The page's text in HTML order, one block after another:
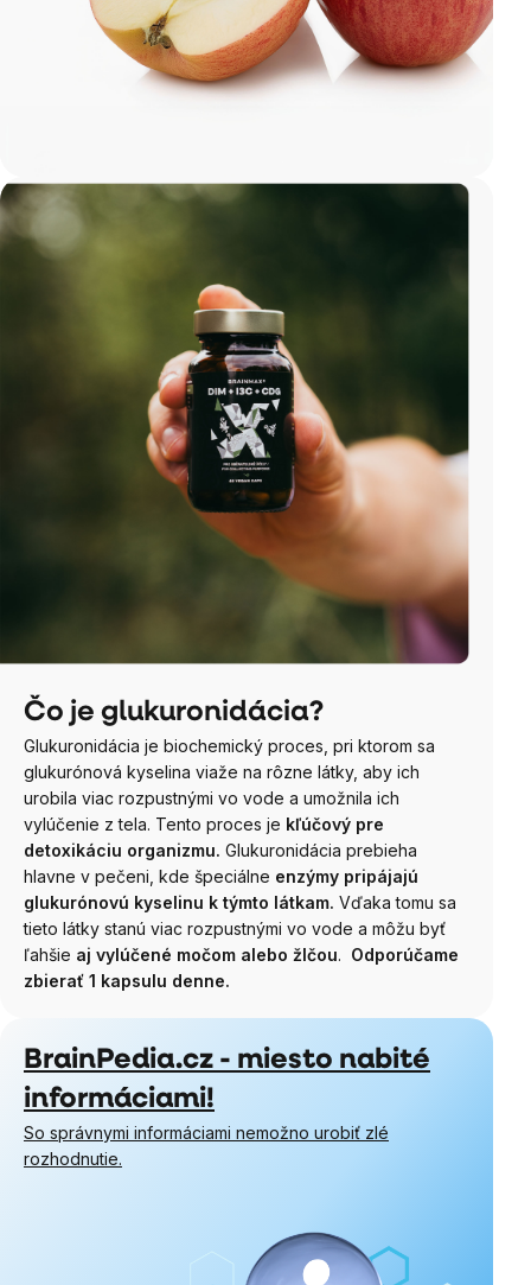
Čo je glukuronidácia?
Glukuronidácia je biochemický proces, pri ktorom sa
glukurónová kyselina viaže na rôzne látky, aby ich
urobila viac rozpustnými vo vode a umožnila ich
vylúčenie z tela. Tento proces je kľúčový pre
detoxikáciu organizmu. Glukuronidácia prebieha
hlavne v pečeni, kde špeciálne enzýmy pripájajú
glukurónovú kyselinu k týmto látkam. Vďaka tomu sa
tieto látky stanú viac rozpustnými vo vode a môžu byť
ľahšie aj vylúčené močom alebo žlčou. Odporúčame
zbierať 1 kapsulu denne.
BrainPedia.cz - miesto nabité
informáciami!
So správnymi informáciami nemožno urobiť zlé
rozhodnutie.